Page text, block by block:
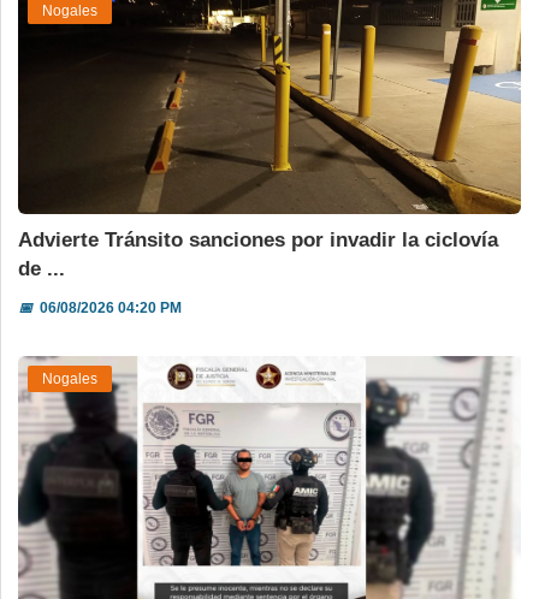
Nogales
Advierte Tránsito sanciones por invadir la ciclovía
de ...
📅06/08/2026 04:20 PM
Nogales